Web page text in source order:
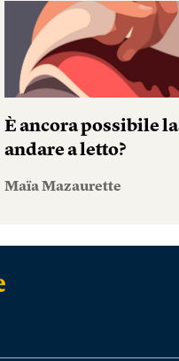
È ancora possibile
andare a letto?
Maïa Mazaurette